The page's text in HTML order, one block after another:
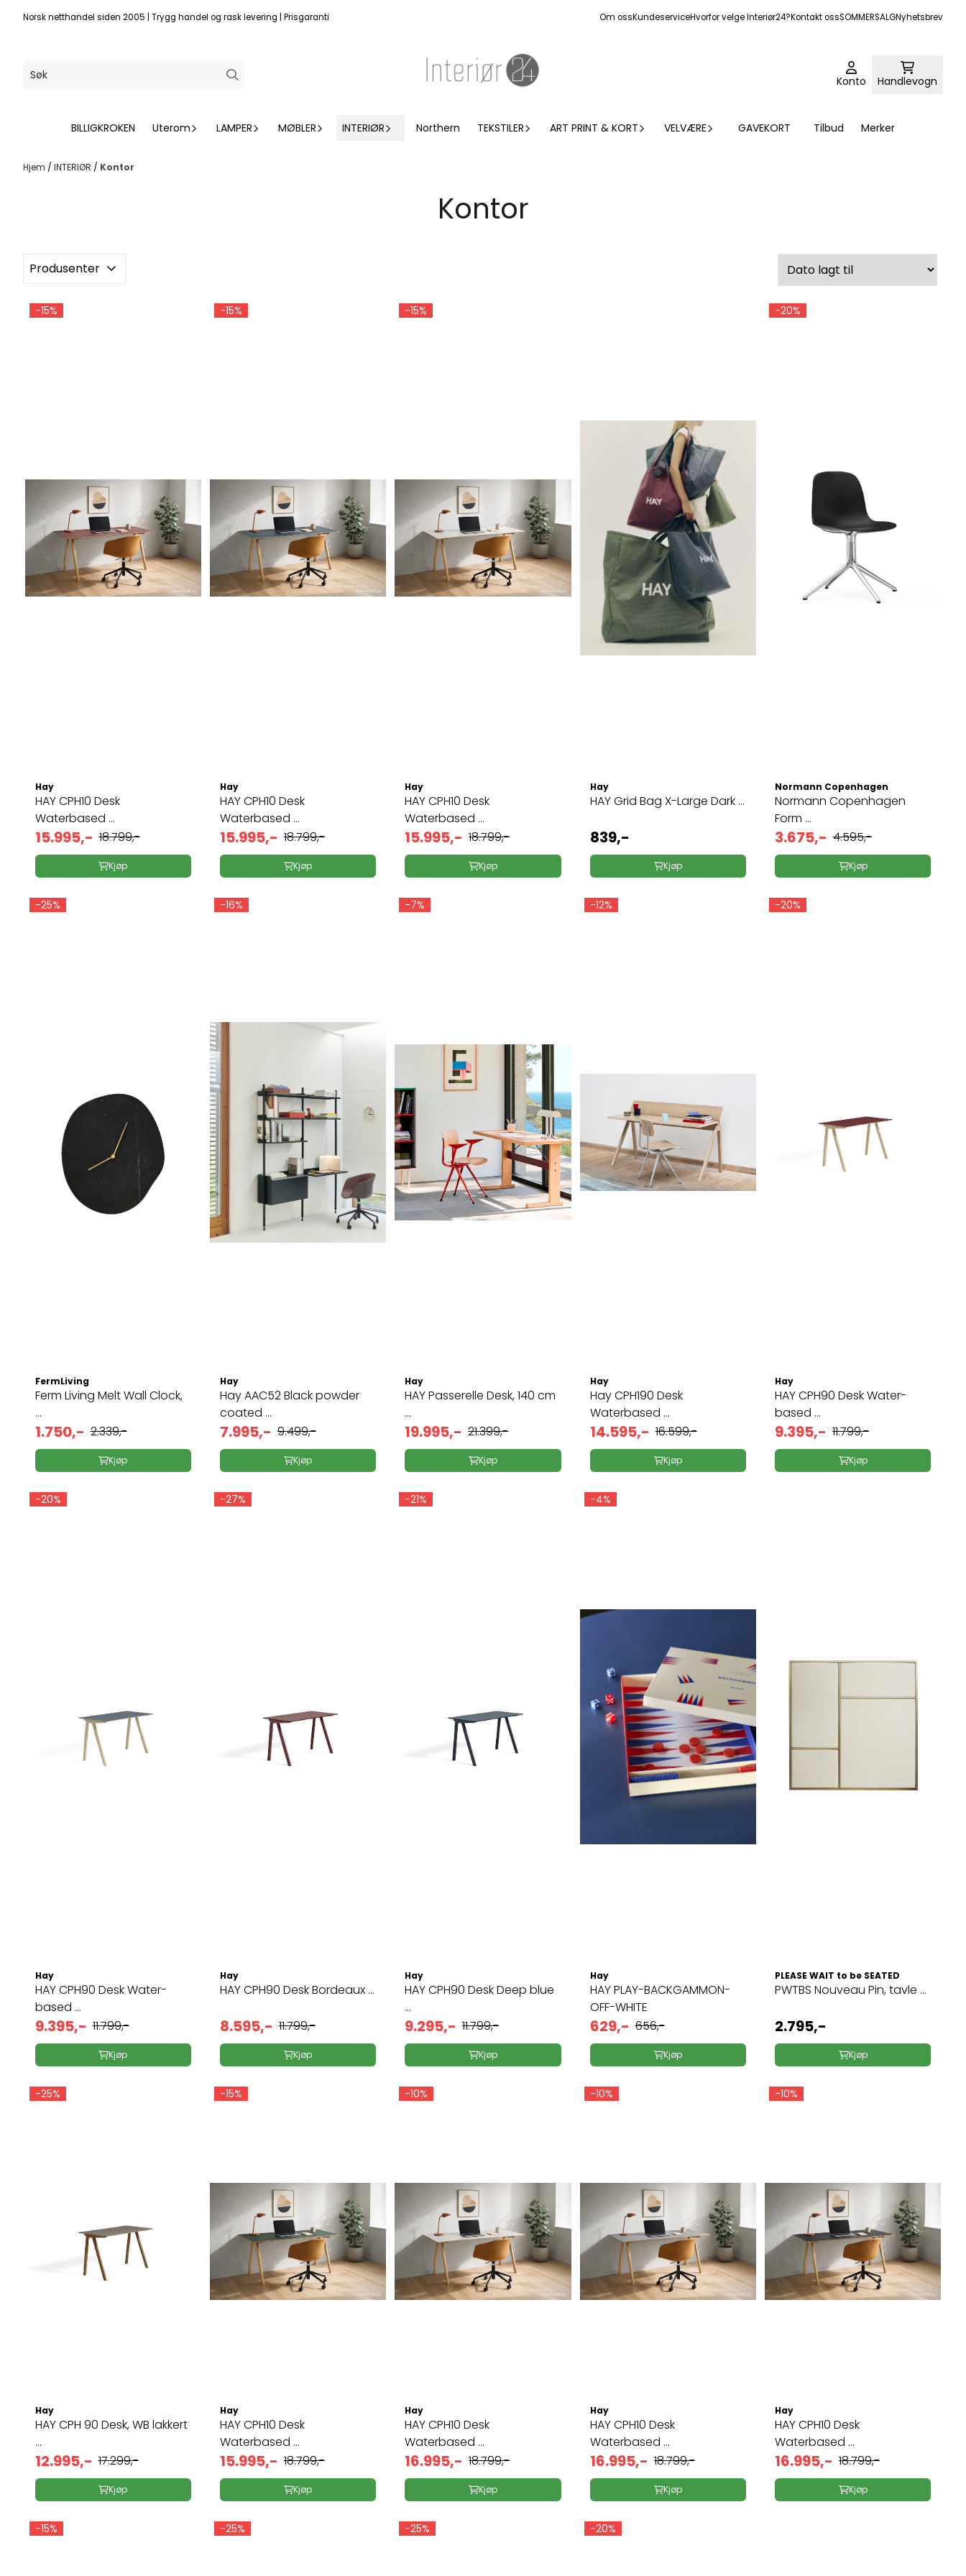
Hopp til innhold
Norsk netthandel siden 2005 Trygg handel og rask levering Prisgaranti Om ossKundeserviceHvorfor velge Interiør24?Kontakt ossSOMMERSALGNyhetsbrev
Konto Handlevogn
BILLIGKROKEN Uterom LAMPER MØBLER INTERIØR Northern TEKSTILER ART PRINT & KORT VELVÆRE GAVEKORT Tilbud Merker
Hjem / INTERIØR / Kontor
Kontor
Produsenter
-15%
Hay
HAY CPH10 Desk
Waterbased ...
15.995,- 18.799,-
Kjøp
-15%
Hay
HAY CPH10 Desk
Waterbased ...
15.995,- 18.799,-
Kjøp
-15%
Hay
HAY CPH10 Desk
Waterbased ...
15.995,- 18.799,-
Kjøp
Hay
HAY Grid Bag X-Large Dark ...
839,-
Kjøp
-20%
Normann Copenhagen
Normann Copenhagen
Form ...
3.675,- 4.595,-
Kjøp
-25%
FermLiving
Ferm Living Melt Wall Clock,
...
1.750,- 2.339,-
Kjøp
-16%
Hay
Hay AAC52 Black powder
coated ...
7.995,- 9.499,-
Kjøp
-7%
Hay
HAY Passerelle Desk, 140 cm
...
19.995,- 21.399,-
Kjøp
-12%
Hay
Hay CPH190 Desk
Waterbased ...
14.595,- 16.599,-
Kjøp
-20%
Hay
HAY CPH90 Desk Water-
based ...
9.395,- 11.799,-
Kjøp
-20%
Hay
HAY CPH90 Desk Water-
based ...
9.395,- 11.799,-
Kjøp
-27%
Hay
HAY CPH90 Desk Bordeaux ...
8.595,- 11.799,-
Kjøp
-21%
Hay
HAY CPH90 Desk Deep blue
...
9.295,- 11.799,-
Kjøp
-4%
Hay
HAY PLAY-BACKGAMMON-
OFF-WHITE
629,- 656,-
Kjøp
PLEASE WAIT to be SEATED
PWTBS Nouveau Pin, tavle ...
2.795,-
Kjøp
-25%
Hay
HAY CPH 90 Desk, WB lakkert
...
12.995,- 17.299,-
Kjøp
-15%
Hay
HAY CPH10 Desk
Waterbased ...
15.995,- 18.799,-
Kjøp
-10%
Hay
HAY CPH10 Desk
Waterbased ...
16.995,- 18.799,-
Kjøp
-10%
Hay
HAY CPH10 Desk
Waterbased ...
16.995,- 18.799,-
Kjøp
-10%
Hay
HAY CPH10 Desk
Waterbased ...
16.995,- 18.799,-
Kjøp
-15% -25% -25% -20%